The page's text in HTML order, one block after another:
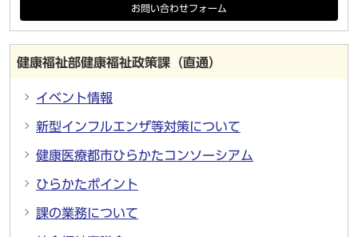
お問い合わせフォーム
健康福祉部健康福祉政策課（直通）
イベント情報
新型インフルエンザ等対策について
健康医療都市ひらかたコンソーシアム
ひらかたポイント
課の業務について